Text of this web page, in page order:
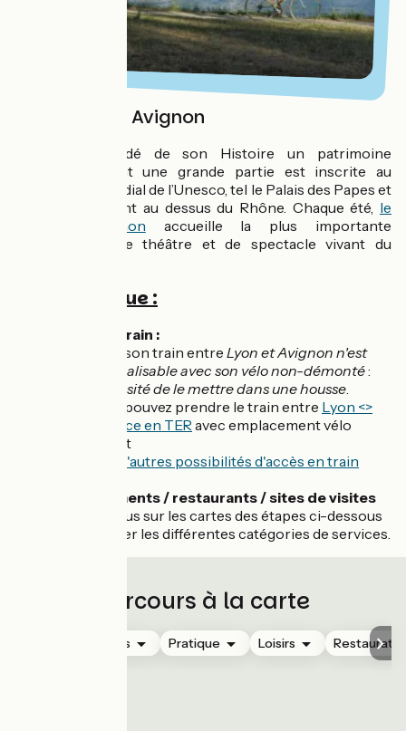
Une danse à Avignon
Avignon a gardé de son Histoire un patrimoine
d’exception dont une grande partie est inscrite au
Patrimoine Mondial de l’Unesco, tel le Palais des Papes et
son célèbre Pont au dessus du Rhône. Chaque été, le
festival d'Avignon accueille la plus importante
manifestation de théâtre et de spectacle vivant du
Côté pratique :
Accès en train :
La liaison train entre Lyon et Avignon n'est
pas réalisable avec son vélo non-démonté:
nécessité de le mettre dans une housse.
Vous pouvez prendre le train entre Lyon <>
Valence en TERavec emplacement vélo
gratuit
Voir d'autres possibilités d'accès en train
Hébergements / restaurants / sites de visites
rendez-vous sur les cartes des étapes ci-dessous
pour afficher les différentes catégories de services.
Parcours à la carte
Hébergements Pratique Loisirs